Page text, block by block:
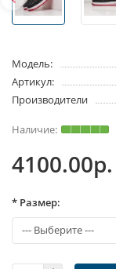
Модель:
Артикул:
Производители
4100.00р.
* Размер: